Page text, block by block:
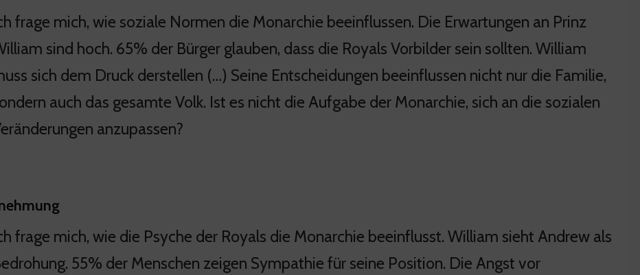
frage mich, wie soziale Normen die Monarchie beeinflussen. Die Erwartungen an Prinz
sind hoch. 65% der Bürger glauben, dass die Royals Vorbilder sein sollten. William
sich dem Druck derstellen (…) Seine Entscheidungen beeinflussen nicht nur die Familie,
auch das gesamte Volk. Ist es nicht die Aufgabe der Monarchie, sich an die sozialen
anzupassen?
frage mich, wie die Psyche der Royals die Monarchie beeinflusst. William sieht Andrew als
55% der Menschen zeigen Sympathie für seine Position. Die Angst vor